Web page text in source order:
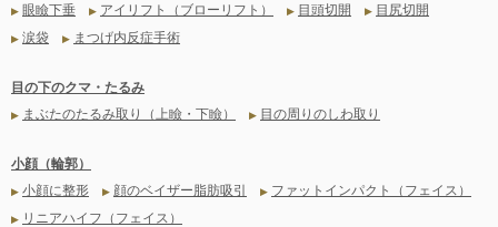
▶ 眼瞼下垂 ▶ アイリフト（ブローリフト） ▶ 目頭切開 ▶ 目尻切開
▶ 涙袋 ▶ まつげ内反症手術
目の下のクマ・たるみ
▶ まぶたのたるみ取り（上瞼・下瞼） ▶ 目の周りのしわ取り
小顔（輪郭）
▶ 小顔に整形 ▶ 顔のベイザー脂肪吸引 ▶ ファットインパクト（フェイス）
▶ リニアハイフ（フェイス）